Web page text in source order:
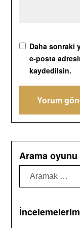
Daha sonraki
e-posta
kaydedilsin.
Arama oyunu
Ara:
İncelemelerim